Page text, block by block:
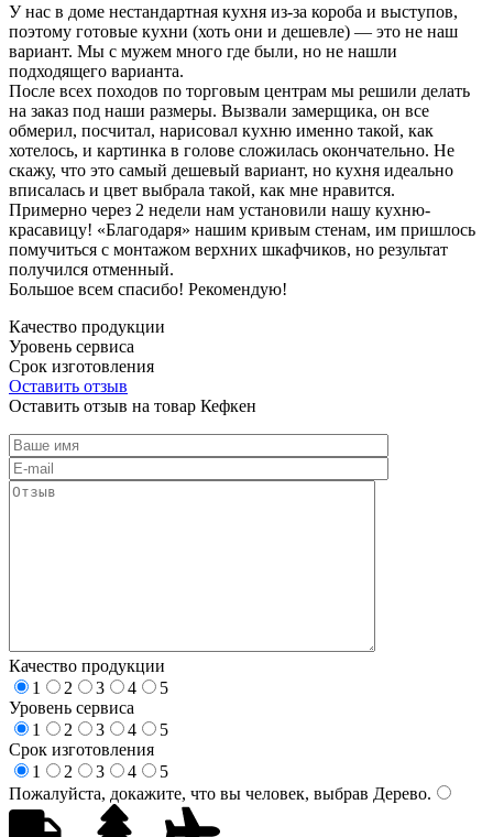
У нас в доме нестандартная кухня из-за короба и выступов,
поэтому готовые кухни (хоть они и дешевле) — это не наш
вариант. Мы с мужем много где были, но не нашли
подходящего варианта.
После всех походов по торговым центрам мы решили делать
на заказ под наши размеры. Вызвали замерщика, он все
обмерил, посчитал, нарисовал кухню именно такой, как
хотелось, и картинка в голове сложилась окончательно. Не
скажу, что это самый дешевый вариант, но кухня идеально
вписалась и цвет выбрала такой, как мне нравится.
Примерно через 2 недели нам установили нашу кухню-
красавицу! «Благодаря» нашим кривым стенам, им пришлось
помучиться с монтажом верхних шкафчиков, но результат
получился отменный.
Большое всем спасибо! Рекомендую!
Качество продукции
Уровень сервиса
Срок изготовления
Оставить отзыв
Оставить отзыв на товар Кефкен
Качество продукции
1
2 3 4
5
Уровень сервиса
1
2 3 4
5
Срок изготовления
1
2 3 4
5
Пожалуйста, докажите, что вы человек, выбрав Дерево.